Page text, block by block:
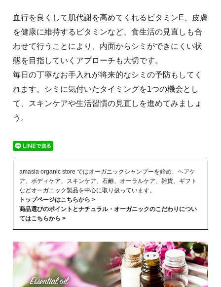
血行を良くして肌代謝を高めてくれるビタミンE、皮膚
を健康に維持するビタミンなど、食生活の見直しも合
わせて行うことにより、内面からシミができにくい状
態を目指していくアプローチも大切です。
毎日の丁寧なお手入れが将来的なシミの予防もしてく
れます。シミに気付いたタイミングを1つの機会とし
て、スキンケアや生活習慣の見直しを進めてみましょ
う。
amasia organic store ではオーガニックシャンプーを始め、ヘアケ
ア、ボディケア、スキンケア、石鹸、オーラルケア、雑貨、ギフト
などオーガニック製品を中心に取り扱っています。
トップページはこちらから >
商品選びのポイントとナチュラル・オーガニックのこだわりについ
てはこちらから >